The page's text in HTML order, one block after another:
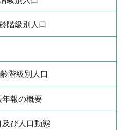
階級別人口
階級別人口
報の概要
び人口動態